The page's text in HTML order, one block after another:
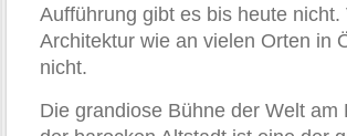
Aufführung gibt es bis heute
Architektur wie an vielen Orten in
nicht.
Die grandiose Bühne der Welt